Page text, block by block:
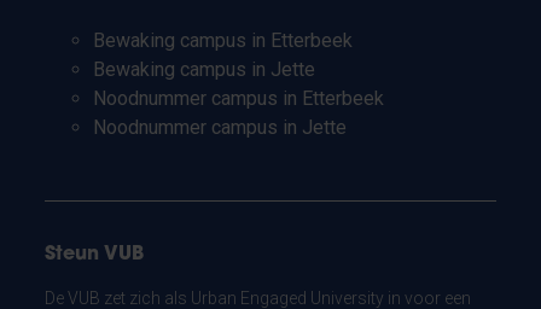
Bewaking campus in Etterbeek
Bewaking campus in Jette
Noodnummer campus in Etterbeek
Noodnummer campus in Jette
Steun VUB
De VUB zet zich als Urban Engaged University in voor een